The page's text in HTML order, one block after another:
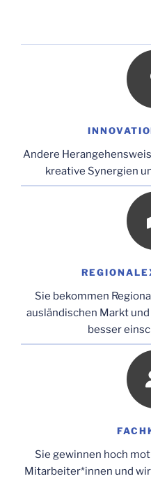
Andere
kreative Synergien
Sie bekommen
ausländischen Markt
besser
Sie gewinnen hoch
Mitarbeiter*innen und